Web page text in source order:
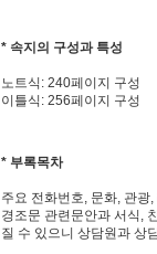
* 속지의 구성과 특성
노트식: 240페이지 구성
이틀식: 256페이지 구성
* 부록목차
주요 전화번호, 문화, 관광
경조문 관련문안과 서식,
질 수 있으니 상담원과 상